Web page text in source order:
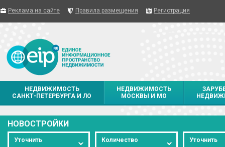
Реклама на сайте Правила размещения Регистрация
НЕДВИЖИМОСТЬ
САНКТ-ПЕТЕРБУРГА И ЛО
НЕДВИЖИМОСТЬ
МОСКВЫ И МО
НОВОСТРОЙКИ
Уточнить
Количество
Уточнить